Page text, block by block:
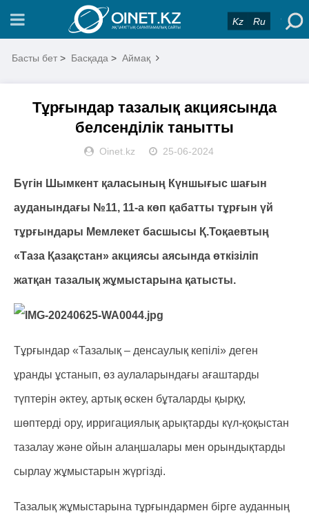
Kz Ru
Басты бет > Басқада > Аймақ
Тұрғындар тазалық акциясында
белсенділік танытты
Oinet.kz 25-06-2024
Бүгін Шымкент қаласының Күншығыс шағын
ауданындағы №11, 11-а көп қабатты тұрғын үй
тұрғындары Мемлекет басшысы Қ.Тоқаевтың
«Таза Қазақстан» акциясы аясында өткізіліп
жатқан тазалық жұмыстарына қатысты.
Тұрғындар «Тазалық – денсаулық кепілі» деген
ұранды ұстанып, өз аулаларындағы ағаштарды
түптерін әктеу, артық өскен бұталарды қырқу,
шөптерді ору, ирригациялық арықтарды күл-қоқыстан
тазалау және ойын алаңшалары мен орындықтарды
сырлау жұмыстарын жүргізді.
Тазалық жұмыстарына тұрғындармен бірге ауданның